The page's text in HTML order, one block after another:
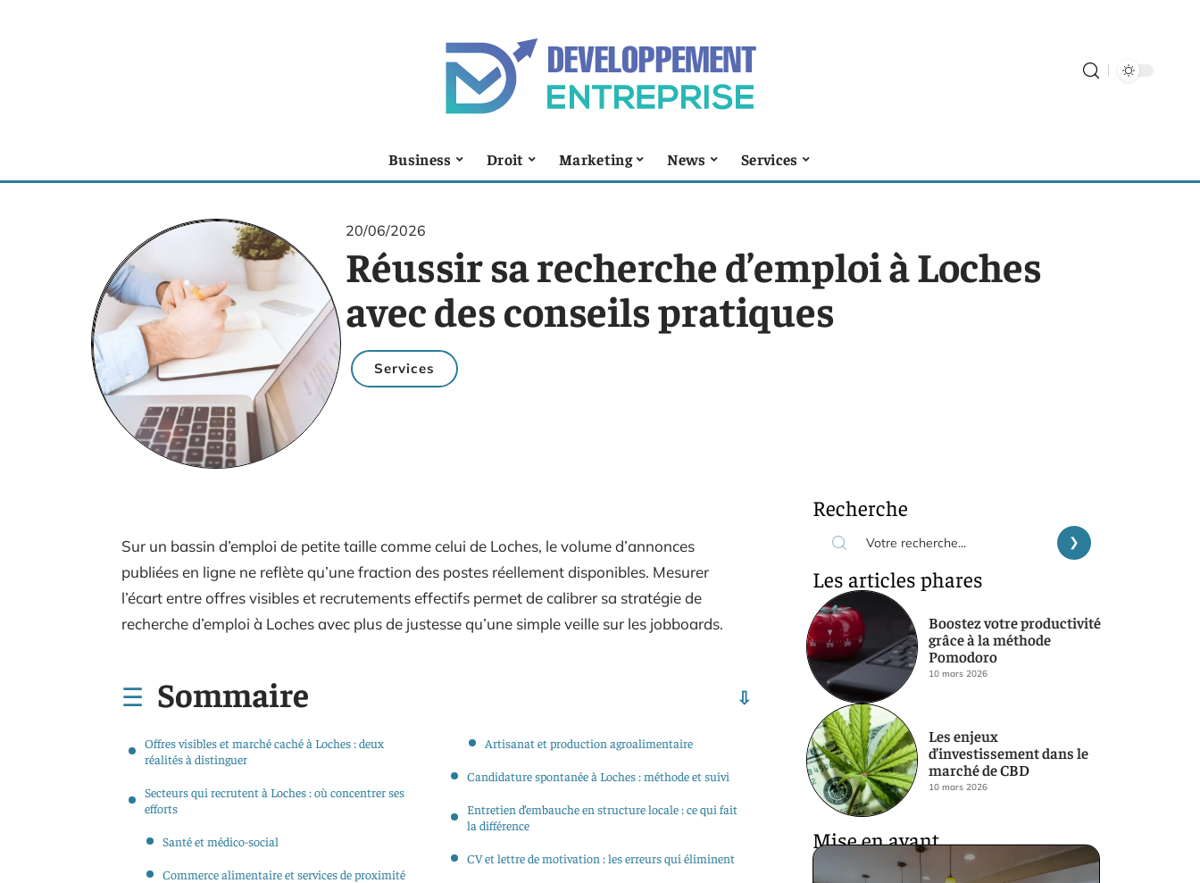
Business Droit Marketing News Services
20/06/2026
Réussir sa recherche d’emploi à Loches
avec des conseils pratiques
Services
Sur un bassin d’emploi de petite taille comme celui de Loches, le volume d’annonces
publiées en ligne ne reflète qu’une fraction des postes réellement disponibles. Mesurer
l’écart entre offres visibles et recrutements effectifs permet de calibrer sa stratégie de
recherche d’emploi à Loches avec plus de justesse qu’une simple veille sur les jobboards.
Sommaire
Offres visibles et marché caché à Loches : deux
réalités à distinguer
Secteurs qui recrutent à Loches : où concentrer ses
efforts
Santé et médico-social
Commerce alimentaire et services de proximité
Artisanat et production agroalimentaire
Candidature spontanée à Loches : méthode et suivi
Entretien d’embauche en structure locale : ce qui fait
la différence
CV et lettre de motivation : les erreurs qui éliminent
Recherche
Les articles phares
Boostez votre productivité
grâce à la méthode
Pomodoro
10 mars 2026
Les enjeux
d’investissement dans le
marché de CBD
10 mars 2026
Mise en avant